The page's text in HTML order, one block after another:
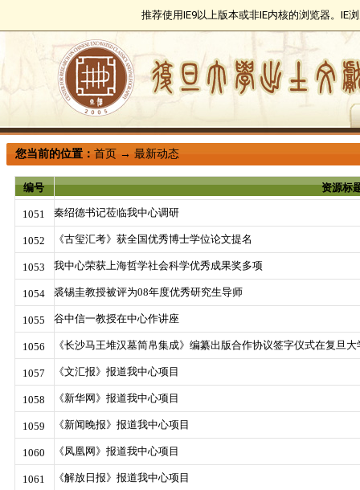
推荐使用IE9以上版本或非IE内核的浏览器。IE
您当前的位置：首页 →最新动态
编号 资源标
1051 秦绍德书记莅临我中心调研
1052 《古玺汇考》获全国优秀博士学位论文提名
1053 我中心荣获上海哲学社会科学优秀成果奖多项
1054 裘锡圭教授被评为08年度优秀研究生导师
1055 谷中信一教授在中心作讲座
1056 《长沙马王堆汉墓简帛集成》编纂出版合作协议签字仪式在复旦
1057 《文汇报》报道我中心项目
1058 《新华网》报道我中心项目
1059 《新闻晚报》报道我中心项目
1060 《凤凰网》报道我中心项目
1061 《解放日报》报道我中心项目